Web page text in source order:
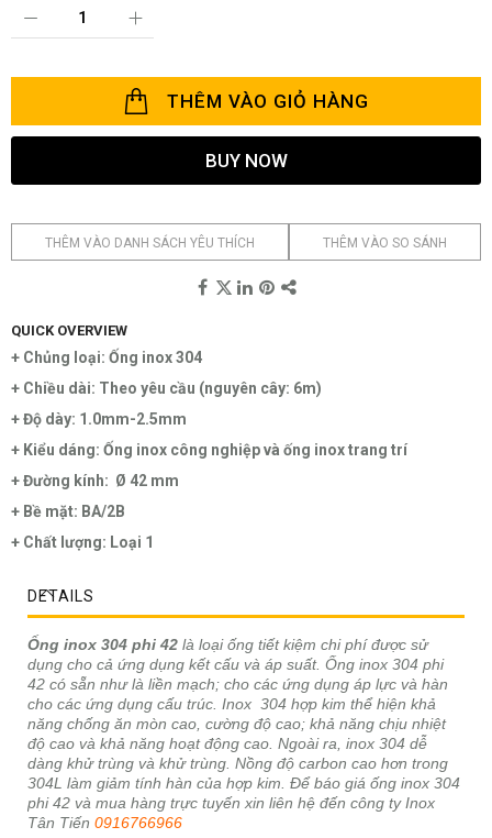
THÊM VÀO GIỎ HÀNG
BUY NOW
THÊM VÀO DANH SÁCH YÊU THÍCH THÊM VÀO SO SÁNH
QUICK OVERVIEW
+ Chủng loại: Ống inox 304
+ Chiều dài: Theo yêu cầu (nguyên cây: 6m)
+ Độ dày: 1.0mm-2.5mm
+ Kiểu dáng: Ống inox công nghiệp và ống inox trang trí
+ Đường kính: Ø 42 mm
+ Bề mặt: BA/2B
+ Chất lượng: Loại 1
DETAILS
Ống inox 304 phi 42 là loại ống tiết kiệm chi phí được sử
dụng cho cả ứng dụng kết cấu và áp suất. Ống inox 304 phi
42 có sẵn như là liền mạch; cho các ứng dụng áp lực và hàn
cho các ứng dụng cấu trúc. Inox 304 hợp kim thể hiện khả
năng chống ăn mòn cao, cường độ cao; khả năng chịu nhiệt
độ cao và khả năng hoạt động cao. Ngoài ra, inox 304 dễ
dàng khử trùng và khử trùng. Nồng độ carbon cao hơn trong
304L làm giảm tính hàn của hợp kim. Để báo giá ống inox 304
phi 42 và mua hàng trực tuyến xin liên hệ đến công ty Inox
Tân Tiến 0916766966